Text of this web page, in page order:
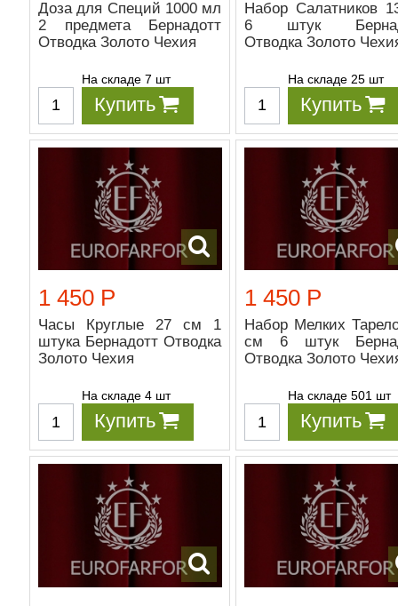
Доза для Специй 1000 мл
2 предмета Бернадотт
Отводка Золото Чехия
На складе 7 шт
Купить
Набор Салатников
6 штук
Отводка Золото
На складе 25 шт
Купить
1 450 Р
Часы Круглые 27 см 1
штука Бернадотт Отводка
Золото Чехия
На складе 4 шт
Купить
1 450 Р
Набор Мелких
см 6 штук
Отводка Золото
На складе 501 шт
Купить